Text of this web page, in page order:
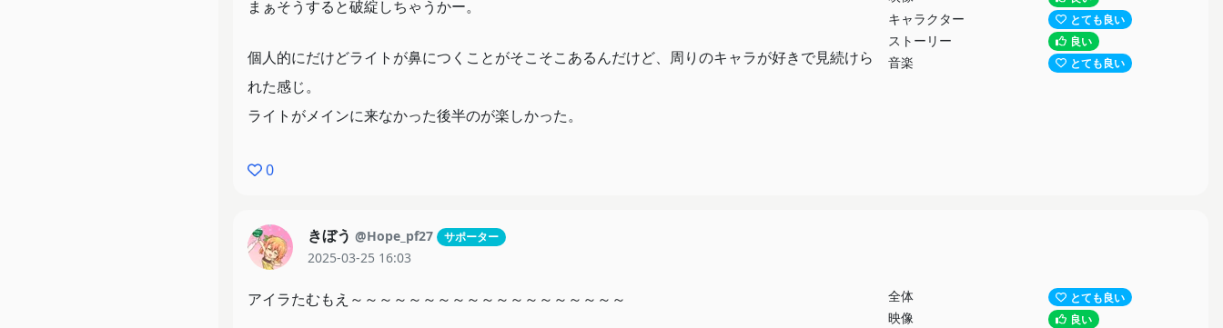
キャラクター とても良い
ストーリー 良い
音楽 とても良い
まぁそうすると破綻しちゃうかー。
個人的にだけどライトが鼻につくことがそこそこあるんだけど、周りのキャラが好きで見続けら
れた感じ。
ライトがメインに来なかった後半のが楽しかった。
0
きぼう @Hope_pf27 サポーター
2025-03-25 16:03
全体 とても良い
映像 良い
アイラたむもえ～～～～～～～～～～～～～～～～～～～